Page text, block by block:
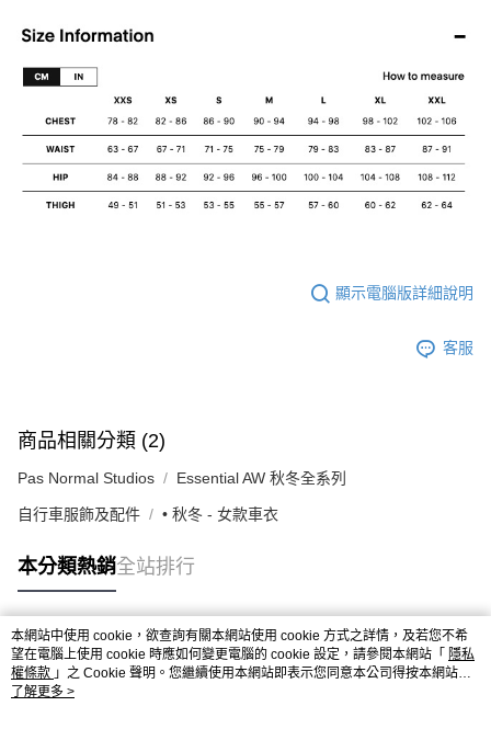
顯示電腦版詳細說明
客服
商品相關分類 (2)
Pas Normal Studios Essential AW 秋冬全系列
自行車服飾及配件 • 秋冬 - 女款車衣
本分類熱銷全站排行
熱門標籤
本網站中使用 cookie，欲查詢有關本網站使用 cookie 方式之詳情，及若您不希
望在電腦上使用 cookie 時應如何變更電腦的 cookie 設定，請參閱本網站「 隱私
權條款 」之 Cookie 聲明。您繼續使用本網站即表示您同意本公司得按本網站使
用條款之 Cookie 聲明使用 cookie。
了解更多 >